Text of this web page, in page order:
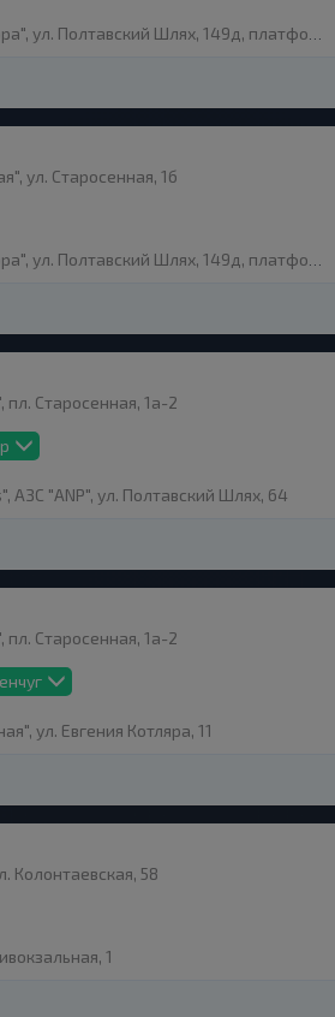
ул. Полтавский Шлях, 149д, платформа 20
ул. Старосенная, 1б
ул. Полтавский Шлях, 149д, платформа 20
пл. Старосенная, 1а-2
АЗС "ANP", ул. Полтавский Шлях, 64
пл. Старосенная, 1а-2
ул. Евгения Котляра, 11
Колонтаевская, 58
1